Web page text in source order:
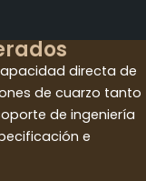
directa de
de cuarzo tanto
de ingeniería
e